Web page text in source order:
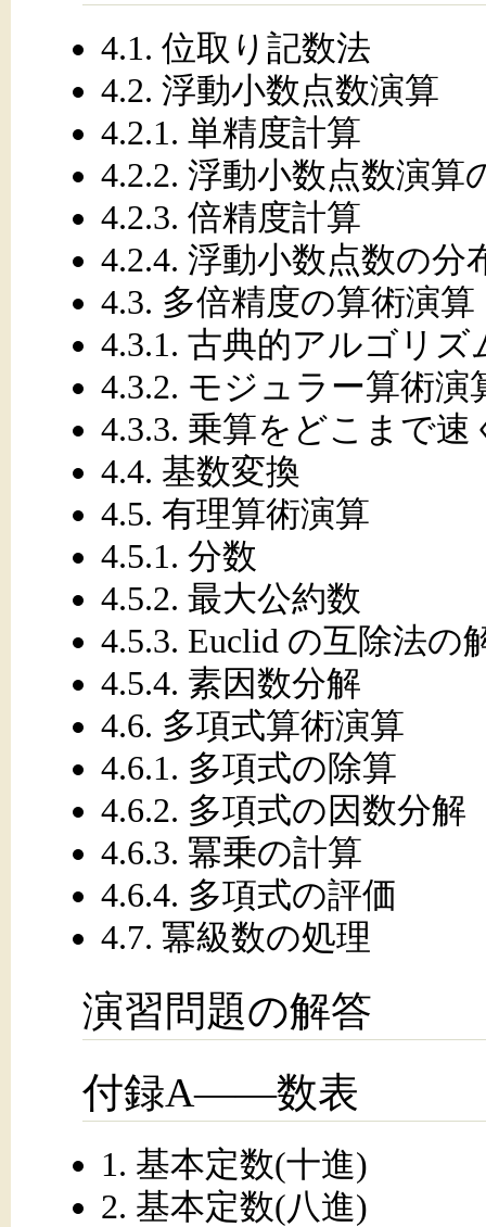
4.1. 位取り記数法
4.2. 浮動小数点数演算
4.2.1. 単精度計算
4.2.2. 浮動小数点数演算
4.2.3. 倍精度計算
4.2.4. 浮動小数点数の分
4.3. 多倍精度の算術演算
4.3.1. 古典的アルゴリズ
4.3.2. モジュラー算術演
4.3.3. 乗算をどこまで
4.4. 基数変換
4.5. 有理算術演算
4.5.1. 分数
4.5.2. 最大公約数
4.5.3. Euclid の互除法の
4.5.4. 素因数分解
4.6. 多項式算術演算
4.6.1. 多項式の除算
4.6.2. 多項式の因数分解
4.6.3. 冪乗の計算
4.6.4. 多項式の評価
4.7. 冪級数の処理
演習問題の解答
付録A——数表
1. 基本定数(十進)
2. 基本定数(八進)